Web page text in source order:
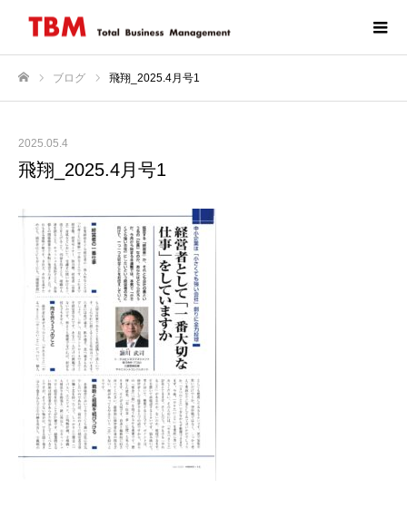
ブログ 飛翔_2025.4月号1
2025.05.4
飛翔_2025.4月号1